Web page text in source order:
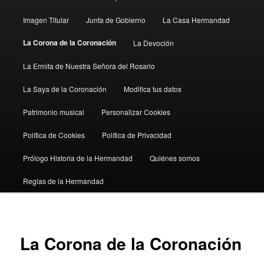
Imagen Titular Junta de Gobierno La Casa Hermandad
La Corona de la Coronación La Devoción
La Ermita de Nuestra Señora del Rosario
La Saya de la Coronación Modifica tus datos
Patrimonio musical Personalizar Cookies
Política de Cookies Política de Privacidad
Prólogo Historia de la Hermandad Quiénes somos
Reglas de la Hermandad
La Corona de la Coronación